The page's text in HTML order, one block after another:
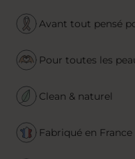
Avant tout pensé
Pour toutes les
Clean & naturel
Fabriqué en France